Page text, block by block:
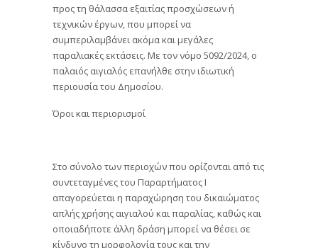
προς τη θάλασσα εξαιτίας προσχώσεων ή
τεχνικών έργων, που μπορεί να
συμπεριλαμβάνει ακόμα και μεγάλες
παραλιακές εκτάσεις. Με τον νόμο 5092/2024, ο
παλαιός αιγιαλός επανήλθε στην ιδιωτική
περιουσία του Δημοσίου.
Όροι και περιορισμοί
Στο σύνολο των περιοχών που ορίζονται από τις
συντεταγμένες του Παραρτήματος Ι
απαγορεύεται η παραχώρηση του δικαιώματος
απλής χρήσης αιγιαλού και παραλίας, καθώς και
οποιαδήποτε άλλη δράση μπορεί να θέσει σε
κίνδυνο τη μορφολογία τους και την